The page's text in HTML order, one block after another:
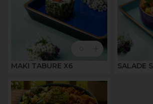
0 add
MAKI TABURE X6 SALADE